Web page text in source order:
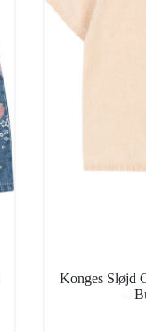
Konges Sløjd
–